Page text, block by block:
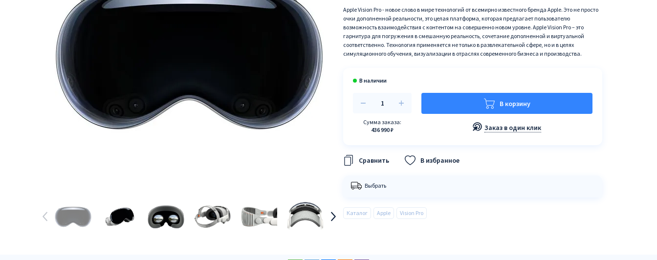
Apple Vision Pro - новое слово в мире технологий от всемирно известного бренда Apple. Это не просто
очки дополненной реальности, это целая платформа, которая предлагает пользователю
возможность взаимодействия с контентом на совершенно новом уровне. Apple Vision Pro – это
гарнитура для погружения в смешанную реальность, сочетание дополненной и виртуальной
соответственно. Технология применяется не только в развлекательной сфере, но и в целях
симуляционного обучения, визуализации в отраслях современного бизнеса и производства.
Сумма заказа:
436 990 ₽
В корзину
Заказ в один клик
В избранное
Выбрать
Каталог Apple Vision Pro